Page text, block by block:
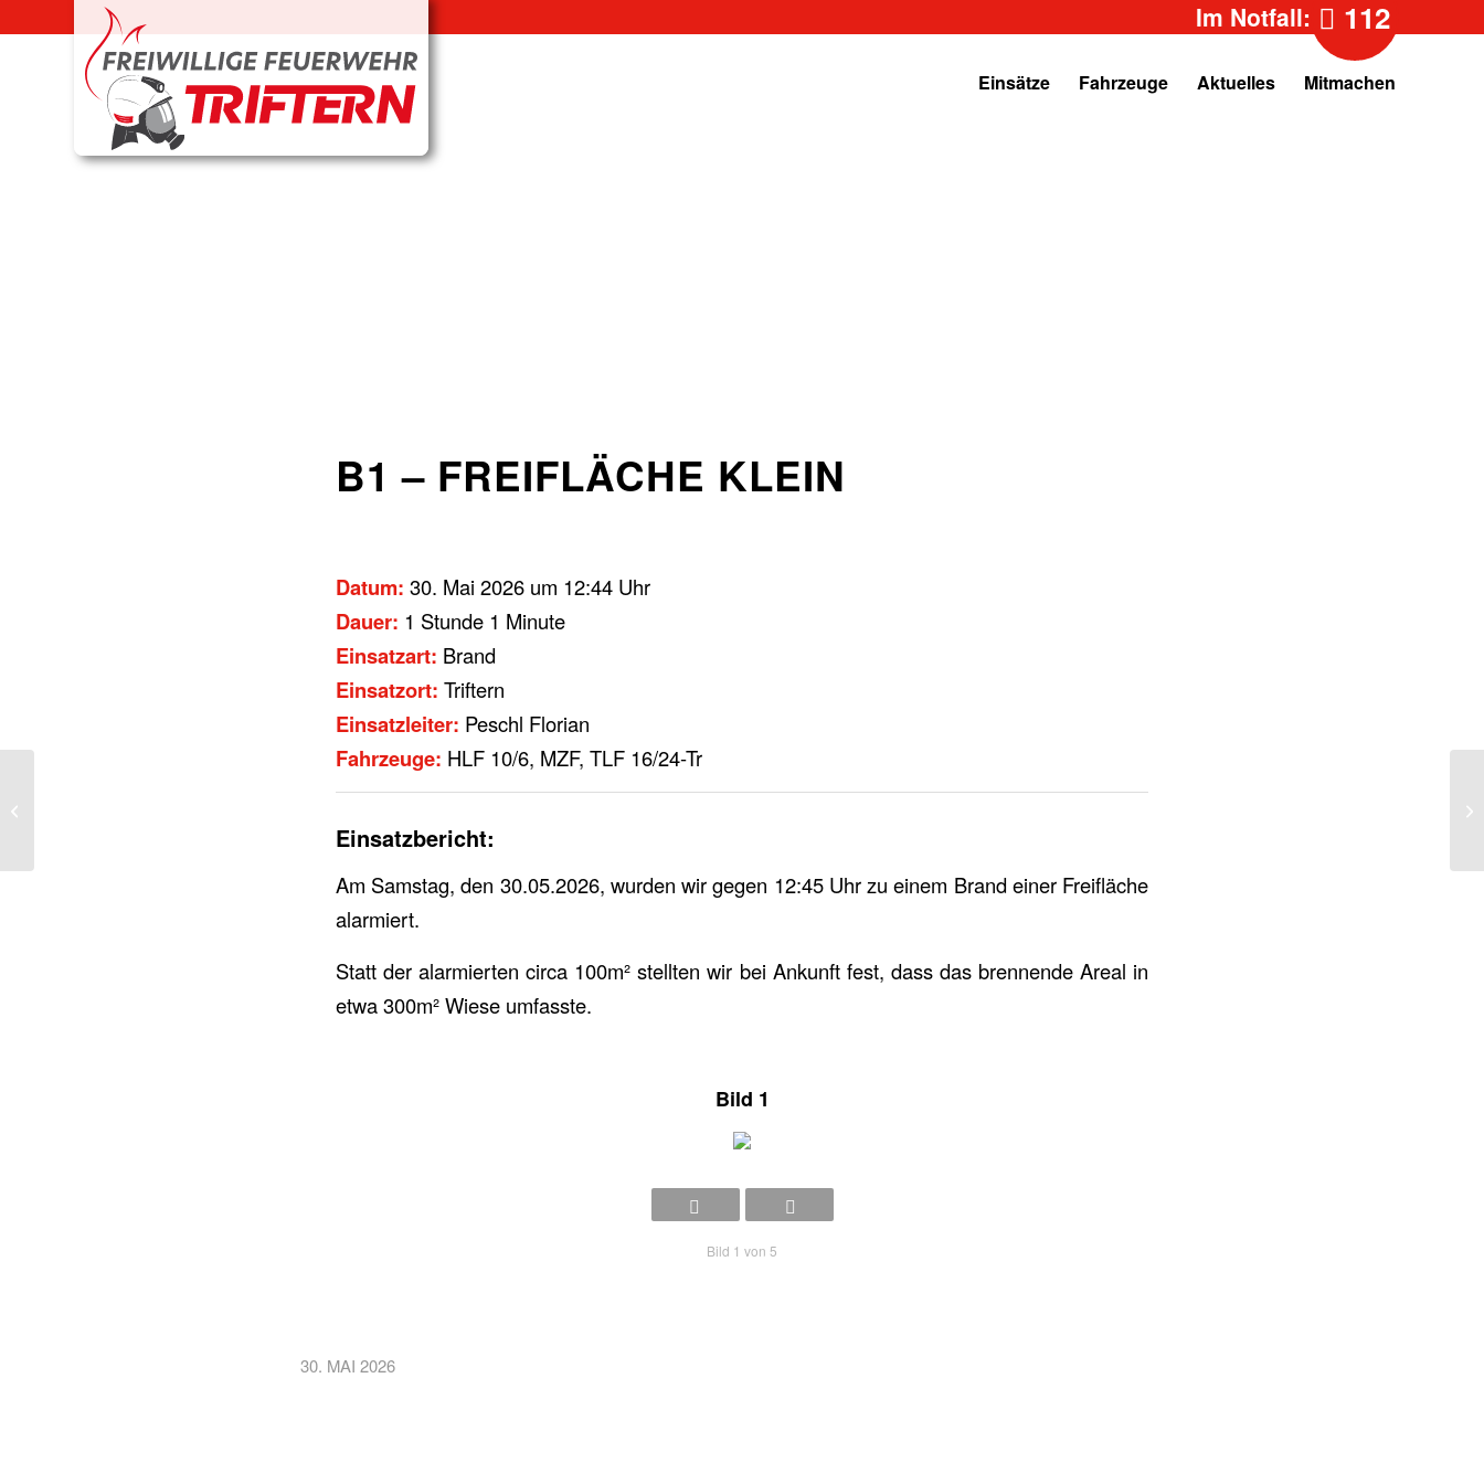
Im Notfall: 112
Einsätze Fahrzeuge Aktuelles Mitmachen
B1 – FREIFLÄCHE KLEIN
Datum: 30. Mai 2026 um 12:44 Uhr
Dauer: 1 Stunde 1 Minute
Einsatzart: Brand
Einsatzort: Triftern
Einsatzleiter: Peschl Florian
Fahrzeuge: HLF 10/6, MZF, TLF 16/24-Tr
Einsatzbericht:
Am Samstag, den 30.05.2026, wurden wir gegen 12:45 Uhr zu einem Brand einer Freifläche
alarmiert.
Statt der alarmierten circa 100m² stellten wir bei Ankunft fest, dass das brennende Areal in
etwa 300m² Wiese umfasste.
Bild 1
Bild 1 von 5
30. MAI 2026